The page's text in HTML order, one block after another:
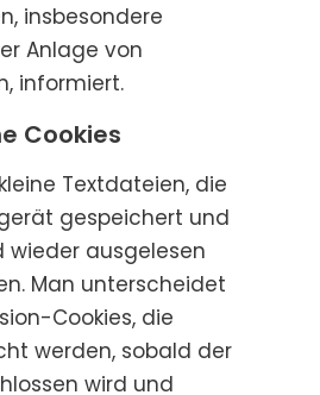
insbesondere
Anlage von
informiert.
Cookies
Textdateien, die
gespeichert und
wieder ausgelesen
Man unterscheidet
Cookies, die
werden, sobald der
wird und